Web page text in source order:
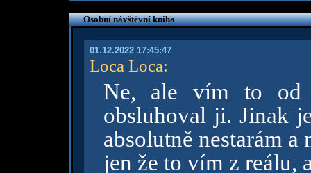
Osobní návštěvní kniha
01.12.2022 17:45:47
Loca Loca:
Ne, ale vím to od
obsluhoval ji. Jinak
absolutně nestarám a
jen že to vím z reálu,